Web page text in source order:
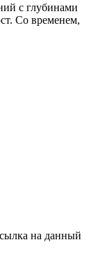
с глубинами
Со временем,
на данный